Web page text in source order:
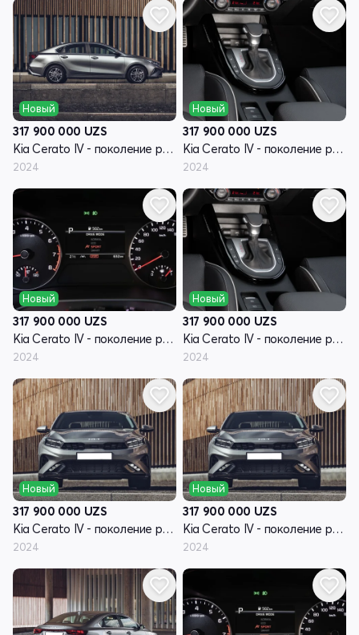
Новый
317 900 000 UZS
Kia Cerato IV - поколение рестайлинг
2024
Новый
317 900 000 UZS
Kia Cerato IV - поколение рестайлинг
2024
Новый
317 900 000 UZS
Kia Cerato IV - поколение рестайлинг
2024
Новый
317 900 000 UZS
Kia Cerato IV - поколение рестайлинг
2024
Новый
317 900 000 UZS
Kia Cerato IV - поколение рестайлинг
2024
Новый
317 900 000 UZS
Kia Cerato IV - поколение рестайлинг
2024